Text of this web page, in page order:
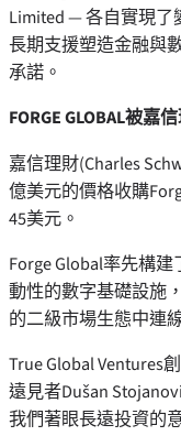
Limited — 各自實現
長期支援塑造金融與
承諾。
FORGE GLOBAL被嘉
嘉信理財(Charles
億美元的價格收購
45美元。
Forge Global率先構
動性的數字基礎設施
的二級市場生態中連
True Global Ventures
遠見者Dušan
我們著眼長遠投資的